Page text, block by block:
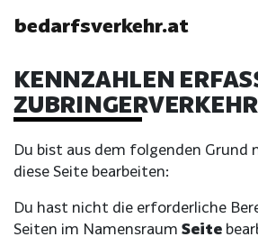
bedarfsverkehr.at
KENNZAHLEN
Du bist aus dem folgenden Grund
diese Seite bearbeiten:
Du hast nicht die erforderliche
Seiten im Namensraum Seite